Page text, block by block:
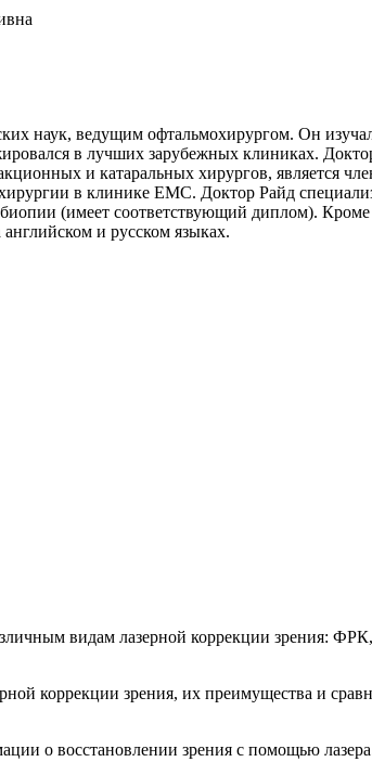
наук, ведущим офтальмохирургом. Он
в лучших зарубежных клиниках.
и катаральных хирургов, является
в клинике ЕМС. Доктор Райд
(имеет соответствующий диплом).
и русском языках.
видам лазерной коррекции
коррекции зрения, их преимущества и
о восстановлении зрения с помощью